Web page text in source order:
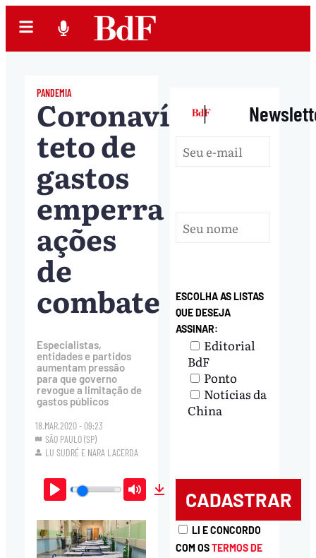
PANDEMIA
Coronavírus:
teto de
gastos
emperra
ações
de
combate
Especialistas,
entidades e partidos
aumentam pressão
para que governo
revogue a limitação de
gastos públicos
18.MAR.2020 - 09:23
SÃO PAULO (SP)
LU SUDRÉ E NARA LACERDA
Play Mute Download
|
ESCOLHA AS LISTAS
QUE DESEJA
ASSINAR:
Editorial
BdF
Ponto
Notícias da
China
LI E CONCORDO
COM OSTERMOS DE